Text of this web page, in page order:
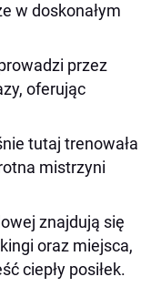
w doskonałym
przez
oferując
tutaj trenowała
mistrzyni
znajdują się
oraz miejsca,
ciepły posiłek.